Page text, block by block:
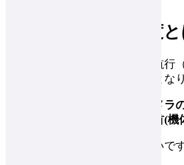
カスタムカメラ角度
カスタムカメラ角度は、自動航
て、以下の設定ができる機能とな
・ドローンについているカメラ
・飛行ルートに対して、機首(
文面で解説しても分かりづらいで